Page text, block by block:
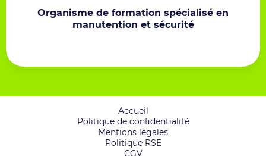
Organisme de formation spécialisé en
manutention et sécurité
Accueil
Politique de confidentialité
Mentions légales
Politique RSE
CGV